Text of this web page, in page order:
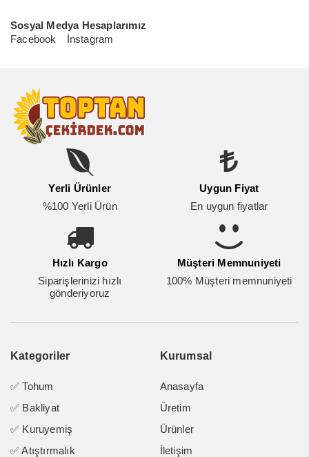
Sosyal Medya Hesaplarımız
Facebook
İnstagram
Yerli Ürünler
%100 Yerli Ürün
Uygun Fiyat
En uygun fiyatlar
Hızlı Kargo
Siparişlerinizi hızlı
gönderiyoruz
Müşteri Memnuniyeti
100% Müşteri memnuniyeti
Kategoriler
✅ Tohum
✅ Bakliyat
✅ Kuruyemiş
✅ Atıştırmalık
Kurumsal
Anasayfa
Üretim
Ürünler
İletişim